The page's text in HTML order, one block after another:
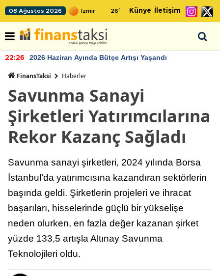
08 Ağustos 2026 26° Künye İletişim
22:26 2026 Haziran Ayında Bütçe Artışı Yaşandı
FinansTaksi Haberler
Savunma Sanayi
Şirketleri Yatırımcılarına
Rekor Kazanç Sağladı
Savunma sanayi şirketleri, 2024 yılında Borsa
İstanbul’da yatırımcısına kazandıran sektörlerin
başında geldi. Şirketlerin projeleri ve ihracat
başarıları, hisselerinde güçlü bir yükselişe
neden olurken, en fazla değer kazanan şirket
yüzde 133,5 artışla Altınay Savunma
Teknolojileri oldu.